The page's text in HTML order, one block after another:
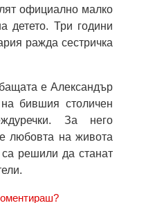
официално малко
детето. Три години
ражда сестричка
е Александър
бившия столичен
За него
любовта на живота
решили да станат